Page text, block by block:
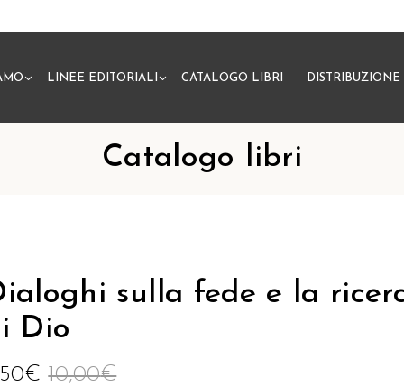
LINEE EDITORIALI CATALOGO LIBRI DISTRIBUZIONE
Catalogo libri
sulla fede e la
Dio
10,00€
€